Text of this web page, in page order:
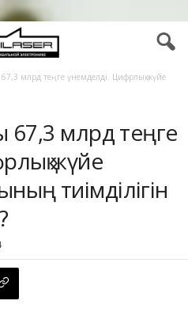
млрд теңге үнемделді. Цифрлық жүйе
67,3 млрд теңге
жүйе
тиімділігін